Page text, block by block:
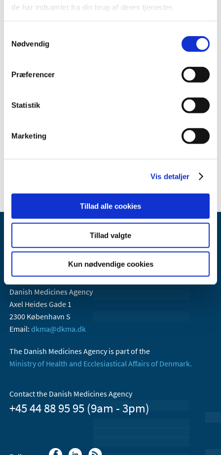
de har indsamlet fra din brug af deres tjenester.
Nødvendig
Præferencer
Statistik
Marketing
Vis detaljer
Tillad alle cookies
Tillad valgte
Kun nødvendige cookies
2013 (3)
2012 (11)
2010 (9)
April (2)
2008 (7)
Danish Medicines Agency
Axel Heides Gade 1
2300 København S
Email: dkma@dkma.dk
The Danish Medicines Agency is part of the
Ministry of Health and Ecclesiastical Affairs of Denmark.
Contact the Danish Medicines Agency
+45 44 88 95 95 (9am - 3pm)